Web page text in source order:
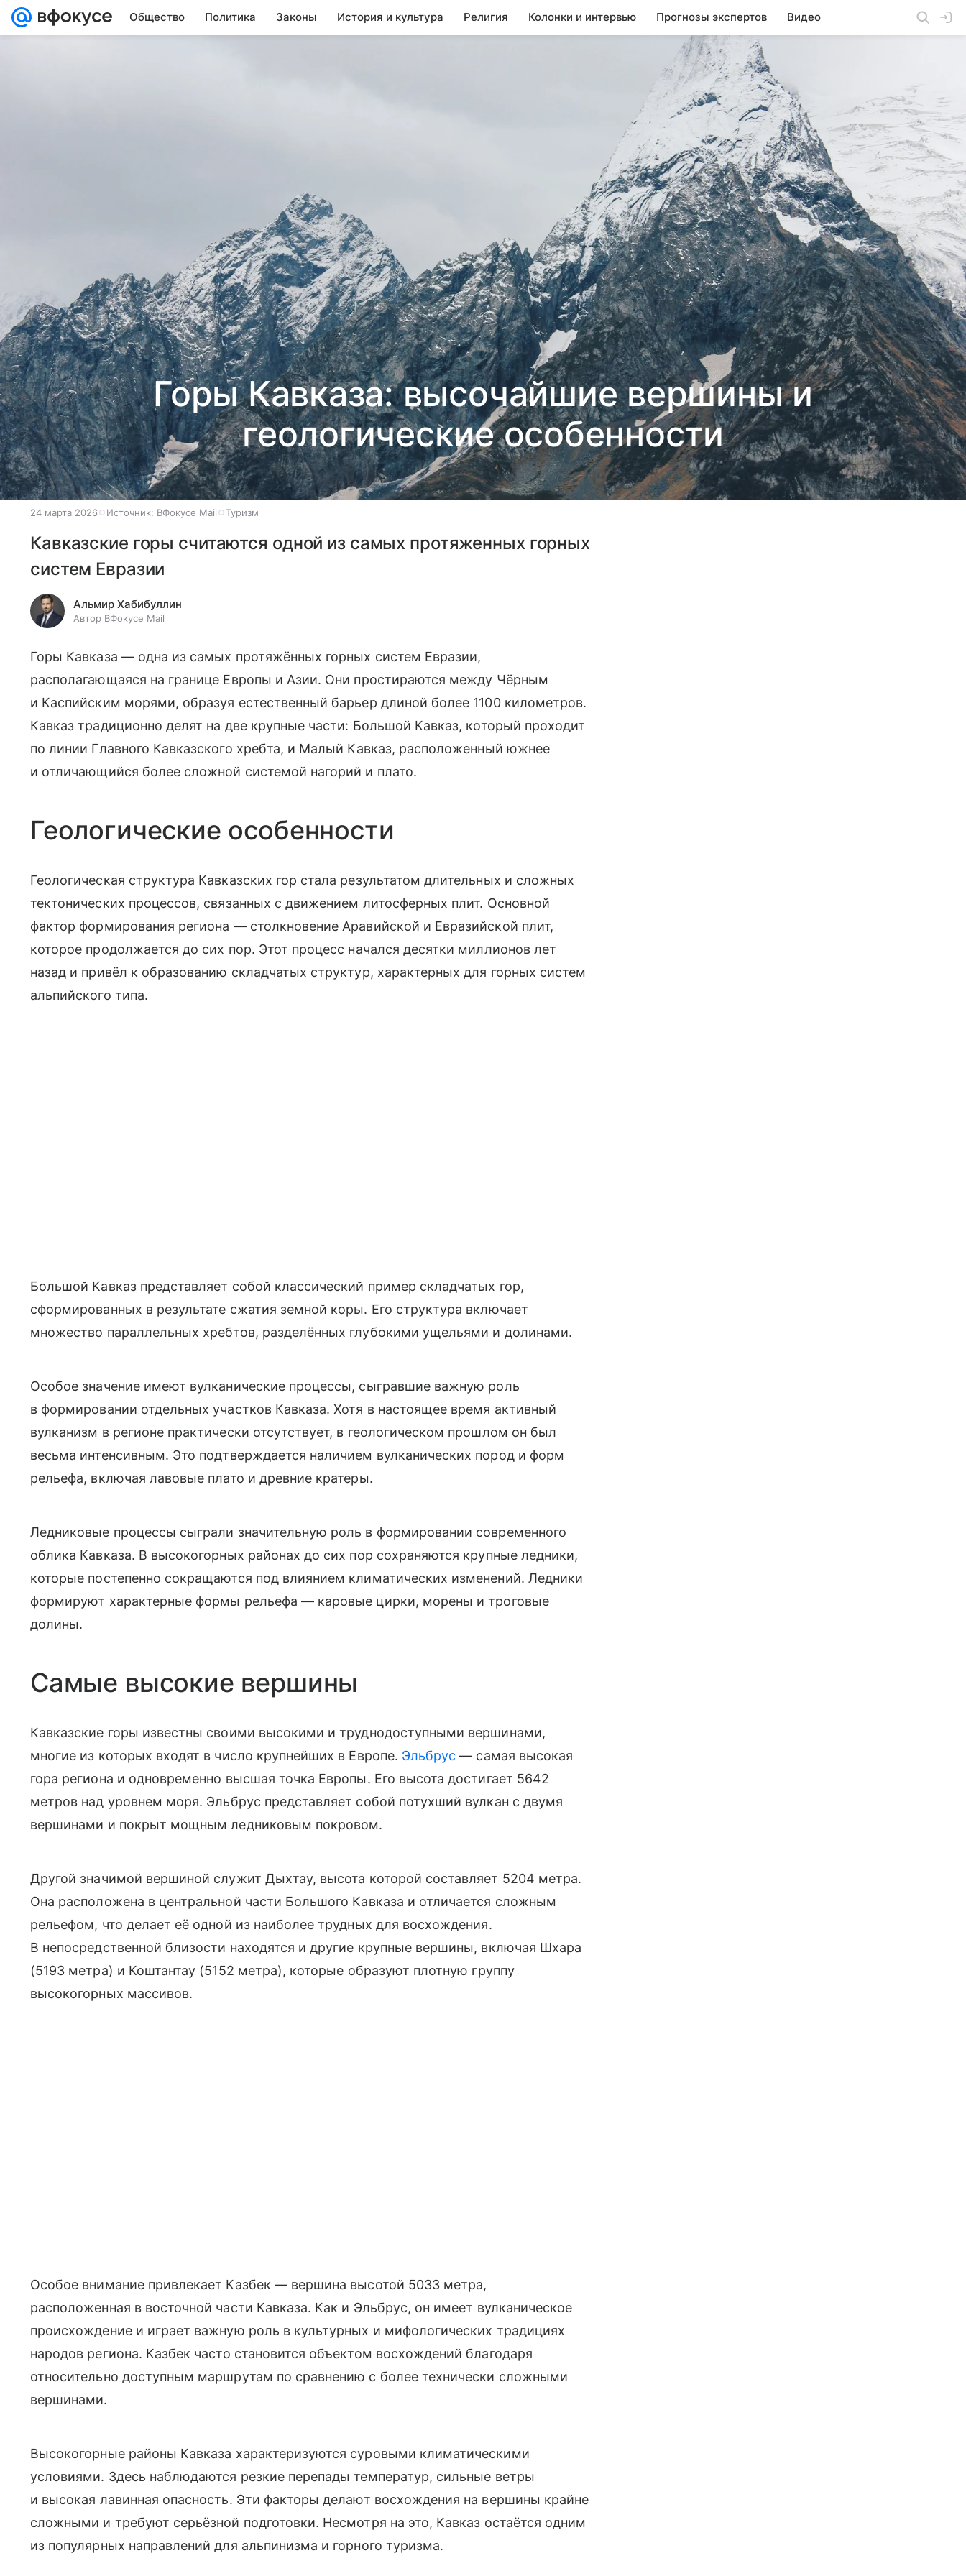
Общество Политика Законы История и культура Религия Колонки и интервью Прогнозы экспертов Видео
Горы Кавказа: высочайшие вершины и
геологические особенности
24 марта 2026 Источник: ВФокусе Mail Туризм
Кавказские горы считаются одной из самых протяженных горных
систем Евразии
Альмир Хабибуллин
Автор ВФокусе Mail
Горы Кавказа — одна из самых протяжённых горных систем Евразии,
располагающаяся на границе Европы и Азии. Они простираются между Чёрным
и Каспийским морями, образуя естественный барьер длиной более 1100 километров.
Кавказ традиционно делят на две крупные части: Большой Кавказ, который проходит
по линии Главного Кавказского хребта, и Малый Кавказ, расположенный южнее
и отличающийся более сложной системой нагорий и плато.
Геологические особенности
Геологическая структура Кавказских гор стала результатом длительных и сложных
тектонических процессов, связанных с движением литосферных плит. Основной
фактор формирования региона — столкновение Аравийской и Евразийской плит,
которое продолжается до сих пор. Этот процесс начался десятки миллионов лет
назад и привёл к образованию складчатых структур, характерных для горных систем
альпийского типа.
Большой Кавказ представляет собой классический пример складчатых гор,
сформированных в результате сжатия земной коры. Его структура включает
множество параллельных хребтов, разделённых глубокими ущельями и долинами.
Особое значение имеют вулканические процессы, сыгравшие важную роль
в формировании отдельных участков Кавказа. Хотя в настоящее время активный
вулканизм в регионе практически отсутствует, в геологическом прошлом он был
весьма интенсивным. Это подтверждается наличием вулканических пород и форм
рельефа, включая лавовые плато и древние кратеры.
Ледниковые процессы сыграли значительную роль в формировании современного
облика Кавказа. В высокогорных районах до сих пор сохраняются крупные ледники,
которые постепенно сокращаются под влиянием климатических изменений. Ледники
формируют характерные формы рельефа — каровые цирки, морены и троговые
долины.
Самые высокие вершины
Кавказские горы известны своими высокими и труднодоступными вершинами,
многие из которых входят в число крупнейших в Европе. Эльбрус — самая высокая
гора региона и одновременно высшая точка Европы. Его высота достигает 5642
метров над уровнем моря. Эльбрус представляет собой потухший вулкан с двумя
вершинами и покрыт мощным ледниковым покровом.
Другой значимой вершиной служит Дыхтау, высота которой составляет 5204 метра.
Она расположена в центральной части Большого Кавказа и отличается сложным
рельефом, что делает её одной из наиболее трудных для восхождения.
В непосредственной близости находятся и другие крупные вершины, включая Шхара
(5193 метра) и Коштантау (5152 метра), которые образуют плотную группу
высокогорных массивов.
Особое внимание привлекает Казбек — вершина высотой 5033 метра,
расположенная в восточной части Кавказа. Как и Эльбрус, он имеет вулканическое
происхождение и играет важную роль в культурных и мифологических традициях
народов региона. Казбек часто становится объектом восхождений благодаря
относительно доступным маршрутам по сравнению с более технически сложными
вершинами.
Высокогорные районы Кавказа характеризуются суровыми климатическими
условиями. Здесь наблюдаются резкие перепады температур, сильные ветры
и высокая лавинная опасность. Эти факторы делают восхождения на вершины крайне
сложными и требуют серьёзной подготовки. Несмотря на это, Кавказ остаётся одним
из популярных направлений для альпинизма и горного туризма.